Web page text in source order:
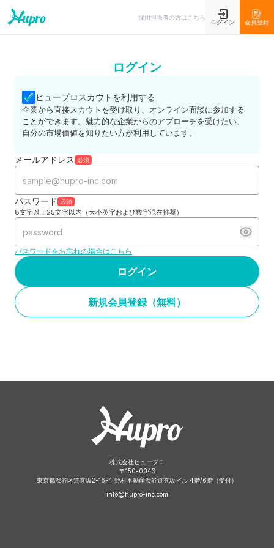
採用担当者の方はこちら
ログイン 会員登録
ログイン
ヒュープロスカウトを利用する
企業から直接スカウトを受け取り、オンライン面談に参加する
ことができます。魅力的な企業からのアプローチを受けたい、
自分の市場価値を知りたい方が利用しています。
メールアドレス 必須
パスワード 必須
8文字以上25文字以内（大小英字および数字混在推奨）
パスワードをお忘れの場合はこちら
ログイン
新規会員登録（無料）
株式会社ヒュープロ
〒 150-0043
東京都渋谷区道玄坂2-16-4 野村不動産渋谷道玄坂ビル 4階/6階（受付）
info@hupro-inc.com